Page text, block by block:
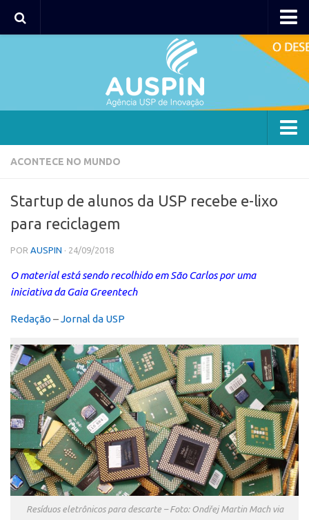
Agência
Coordenação
Polos
Polo Capital
Polo Lorena
Polo Ribeirão Preto
Polo São Carlos
Programas
Bolsa Empreendedorismo
Bolsa Startup USP
PGI-USP
Conexão USP
Conexão Inter-USP
Leis e Normas
ACONTECE NO MUNDO
Startup de alunos da USP recebe e-lixo
para reciclagem
POR AUSPIN · 24/09/2018
O material está sendo recolhido em São Carlos por uma
iniciativa da Gaia Greentech
Redação –Jornal da USP
Resíduos eletrônicos para descarte – Foto: Ondřej Martin Mach via